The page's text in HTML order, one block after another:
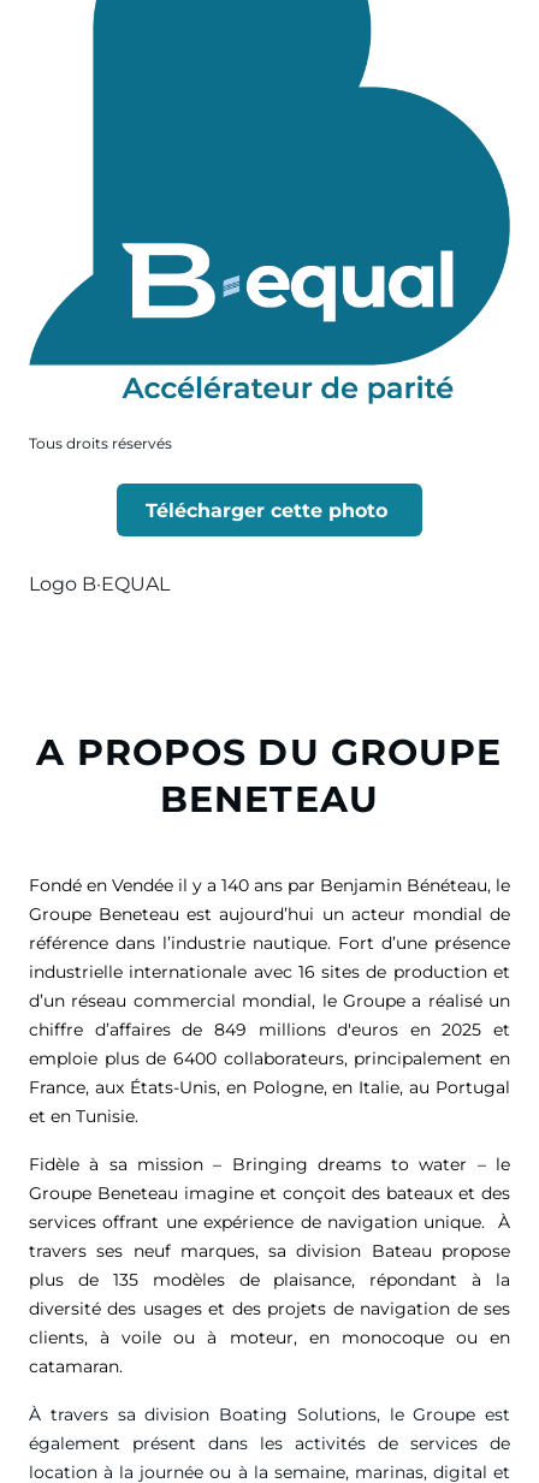
Tous droits réservés
Télécharger cette photo
Logo B·EQUAL
A PROPOS DU GROUPE
BENETEAU
Fondé en Vendée il y a 140 ans par Benjamin Bénéteau, le
Groupe Beneteau est aujourd’hui un acteur mondial de
référence dans l’industrie nautique. Fort d’une présence
industrielle internationale avec 16 sites de production et
d’un réseau commercial mondial, le Groupe a réalisé un
chiffre d’affaires de 849 millions d'euros en 2025 et
emploie plus de 6400 collaborateurs, principalement en
France, aux États-Unis, en Pologne, en Italie, au Portugal
et en Tunisie.
Fidèle à sa mission – Bringing dreams to water – le
Groupe Beneteau imagine et conçoit des bateaux et des
services offrant une expérience de navigation unique. À
travers ses neuf marques, sa division Bateau propose
plus de 135 modèles de plaisance, répondant à la
diversité des usages et des projets de navigation de ses
clients, à voile ou à moteur, en monocoque ou en
catamaran.
À travers sa division Boating Solutions, le Groupe est
également présent dans les activités de services de
location à la journée ou à la semaine, marinas, digital et